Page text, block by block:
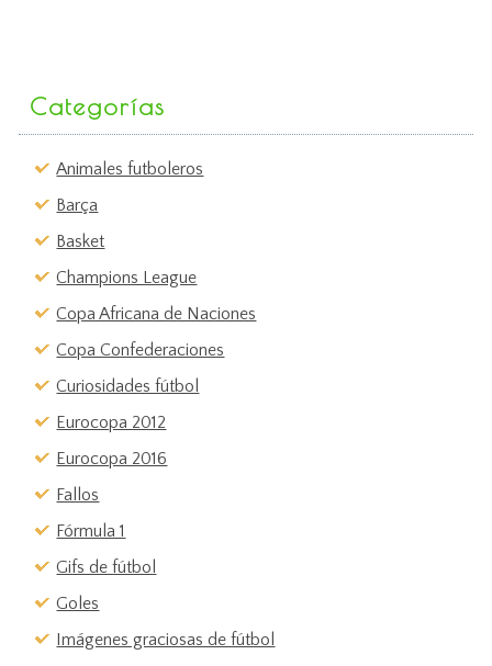
Categorías
Animales futboleros
Barça
Basket
Champions League
Copa Africana de Naciones
Copa Confederaciones
Curiosidades fútbol
Eurocopa 2012
Eurocopa 2016
Fallos
Fórmula 1
Gifs de fútbol
Goles
Imágenes graciosas de fútbol